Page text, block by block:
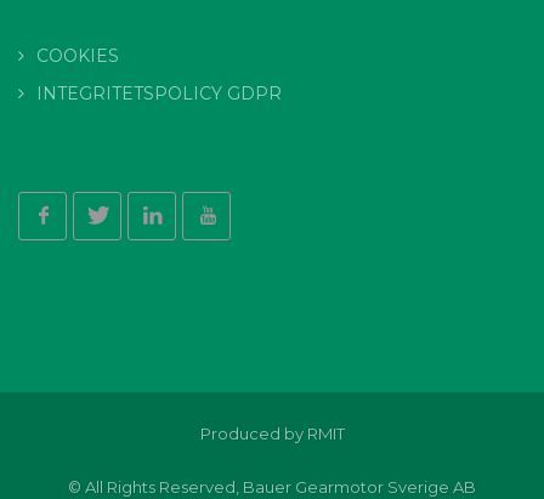
COOKIES
INTEGRITETSPOLICY GDPR
Produced by RMIT
© All Rights Reserved, Bauer Gearmotor Sverige AB